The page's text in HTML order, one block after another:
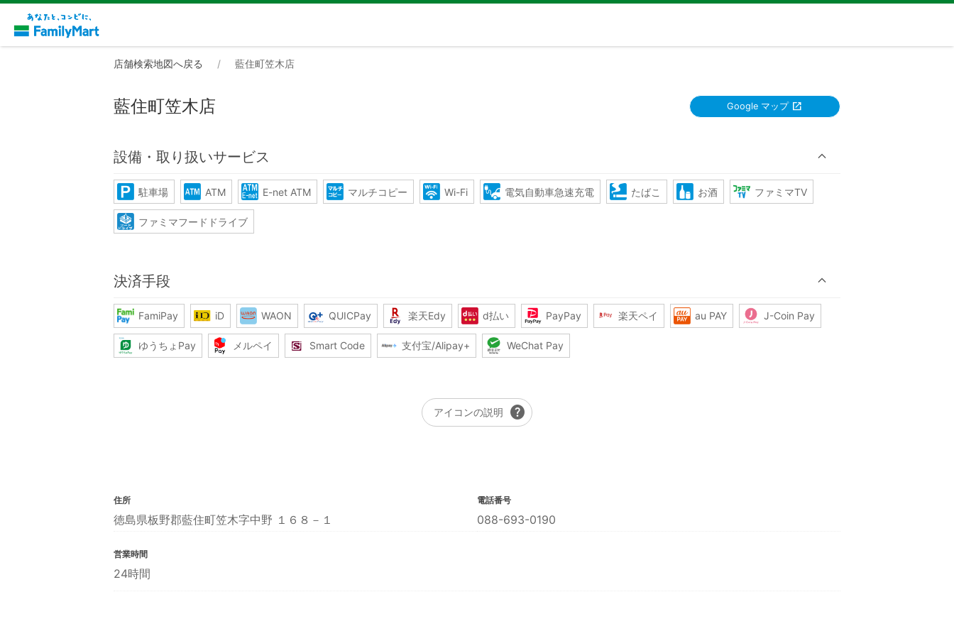
店舗検索地図へ戻る 藍住町笠木店
藍住町笠木店 Google マップ
設備・取り扱いサービス
駐車場 ATM E-net ATM マルチコピー Wi-Fi 電気自動車急速充電 たばこ お酒 ファミマTV
ファミマフードドライブ
決済手段
FamiPay iD WAON QUICPay 楽天Edy d払い PayPay 楽天ペイ au PAY J-Coin Pay
ゆうちょPay メルペイ Smart Code 支付宝/Alipay+ WeChat Pay
アイコンの説明 help
住所
徳島県板野郡藍住町笠木字中野 １６８－１
電話番号
088-693-0190
営業時間
24時間